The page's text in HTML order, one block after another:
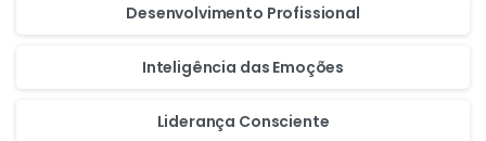
Desenvolvimento Profissional
Inteligência das Emoções
Liderança Consciente